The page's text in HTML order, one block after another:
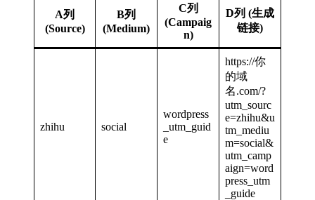
A列
(Source)
B列
(Medium)
C列
(Campaig
n)
D列 (生成
链接)
zhihu social
wordpress
_utm_guid
e
https://你
的域
名.com/?
utm_sourc
e=zhihu&u
tm_mediu
m=social&
utm_camp
aign=word
press_utm
_guide